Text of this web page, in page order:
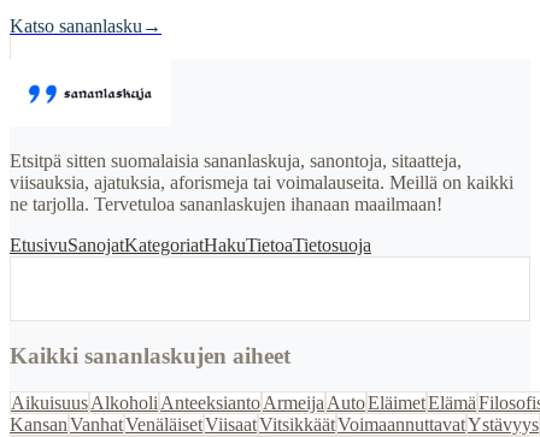
Katso sananlasku →
Etsitpä sitten suomalaisia sananlaskuja, sanontoja, sitaatteja,
viisauksia, ajatuksia, aforismeja tai voimalauseita. Meillä on kaikki
ne tarjolla. Tervetuloa sananlaskujen ihanaan maailmaan!
EtusivuSanojatKategoriatHakuTietoaTietosuoja
Kaikki sananlaskujen aiheet
AikuisuusAlkoholi AnteeksiantoArmeija AutoEläimetElämä
KansanVanhatVenäläisetViisaatVitsikkäätVoimaannuttavatYstävyys